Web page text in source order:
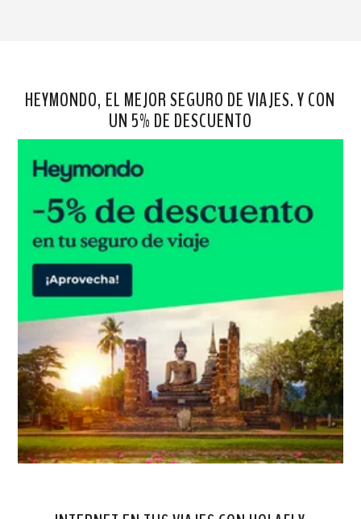
HEYMONDO, EL MEJOR SEGURO DE VIAJES. Y CON
UN 5% DE DESCUENTO